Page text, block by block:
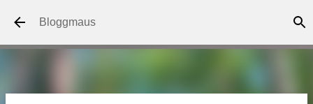
Bloggmaus